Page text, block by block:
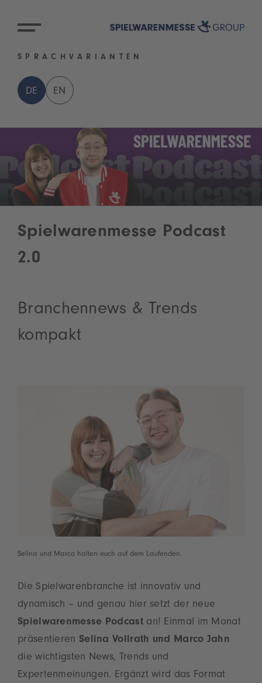
SPRACHVARIANTEN
DE EN
Spielwarenmesse Podcast
2.0
Branchennews & Trends
kompakt
Selina und Marco halten euch auf dem Laufenden.
Die Spielwarenbranche ist innovativ und
dynamisch – und genau hier setzt der neue
Spielwarenmesse Podcast an! Einmal im Monat
präsentieren Selina Vollrath und Marco Jahn
die wichtigsten News, Trends und
Expertenmeinungen. Ergänzt wird das Format